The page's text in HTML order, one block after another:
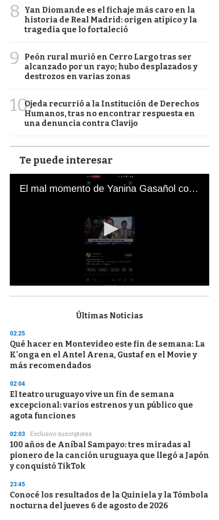
8
Yan Diomande es el fichaje más caro en la
historia de Real Madrid: origen atípico y la
tragedia que lo fortaleció
9
Peón rural murió en Cerro Largo tras ser
alcanzado por un rayo; hubo desplazados y
destrozos en varias zonas
10Ojeda recurrió a la Institución de Derechos
Humanos, tras no encontrar respuesta en
una denuncia contra Clavijo
Te puede interesar
El mal momento de Yanina Gasañol con un hincha argentino en "Subrayado"
s
d
s
o
f
3
s
e
c
o
n
Últimas Noticias
02:25
Qué hacer en Montevideo este fin de semana: La
K'onga en el Antel Arena, Gustaf en el Movie y
más recomendados
02:04
El teatro uruguayo vive un fin de semana
excepcional: varios estrenos y un público que
agota funciones
02:03 Exclusivo suscriptores
100 años de Aníbal Sampayo: tres miradas al
pionero de la canción uruguaya que llegó a Japón
y conquistó TikTok
23:45
Conocé los resultados de la Quiniela y la Tómbola
nocturna del jueves 6 de agosto de 2026